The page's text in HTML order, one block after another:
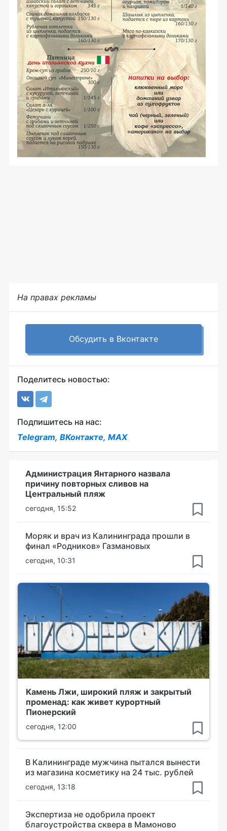
На правах рекламы
Обсудить в Вконтакте
Поделитесь новостью:
Подпишитесь на нас:
Telegram, ВКонтакте, MAX
Администрация Янтарного назвала
причину повторных сливов на
Центральный пляж
сегодня, 15:52
Моряк и врач из Калининграда прошли в
финал «Родников» Газмановых
сегодня, 10:31
Камень Лжи, широкий пляж и закрытый
променад: как живет курортный
Пионерский
сегодня, 12:00
В Калининграде мужчина пытался вынести
из магазина косметику на 24 тыс. рублей
сегодня, 13:18
Экспертиза не одобрила проект
благоустройства сквера в Мамоново